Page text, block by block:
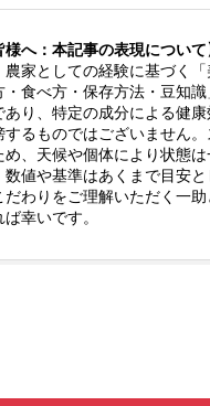
様へ：本記事の表現について
農家としての経験に基づく「
・食べ方・保存方法・豆知
あり、特定の成分による健
するものではございません
め、天候や個体により状態
数値や基準はあくまで目安
だわりをご理解いただく一
幸いです。